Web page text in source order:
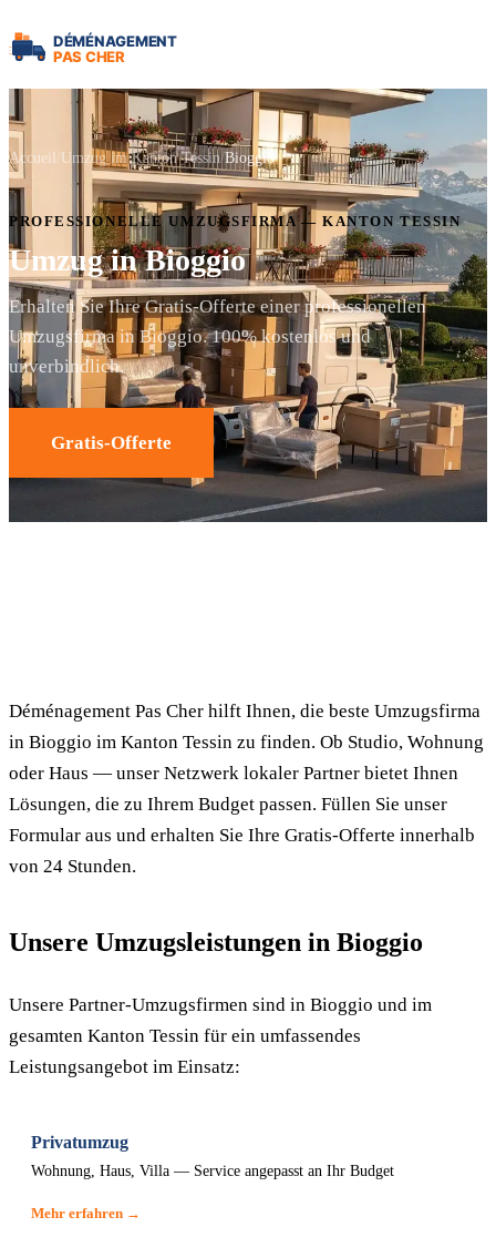
Accueil Umzug im Kanton Tessin Bioggio
PROFESSIONELLE UMZUGSFIRMA — KANTON TESSIN
Umzug in Bioggio
Erhalten Sie Ihre Gratis-Offerte einer professionellen
Umzugsfirma in Bioggio. 100% kostenlos und
unverbindlich.
Gratis-Offerte
Déménagement Pas Cher hilft Ihnen, die beste Umzugsfirma
in Bioggio im Kanton Tessin zu finden. Ob Studio, Wohnung
oder Haus — unser Netzwerk lokaler Partner bietet Ihnen
Lösungen, die zu Ihrem Budget passen. Füllen Sie unser
Formular aus und erhalten Sie Ihre Gratis-Offerte innerhalb
von 24 Stunden.
Unsere Umzugsleistungen in Bioggio
Unsere Partner-Umzugsfirmen sind in Bioggio und im
gesamten Kanton Tessin für ein umfassendes
Leistungsangebot im Einsatz:
Privatumzug
Wohnung, Haus, Villa — Service angepasst an Ihr Budget
Mehr erfahren →